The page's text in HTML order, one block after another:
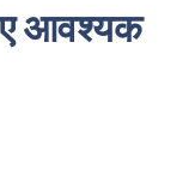
आवश्यक